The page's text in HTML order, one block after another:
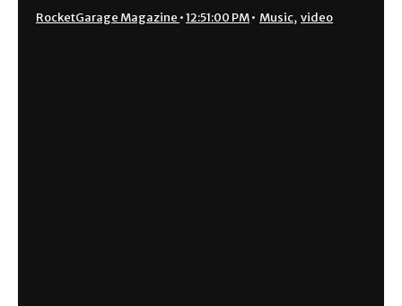
RocketGarage Magazine •12:51:00 PM• Music, video